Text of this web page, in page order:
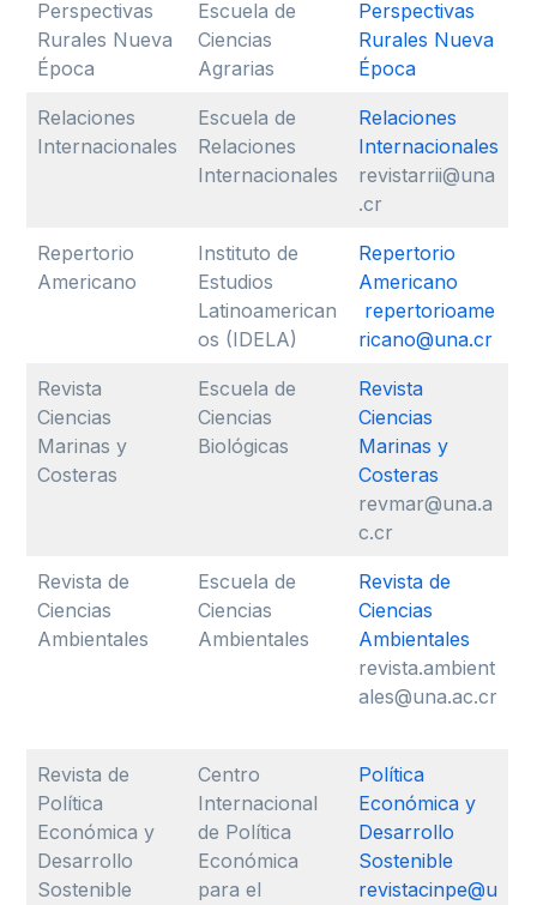
Perspectivas
Rurales Nueva
Época
Escuela de
Ciencias
Agrarias
Perspectivas
Rurales Nueva
Época
Relaciones
Internacionales
Escuela de
Relaciones
Internacionales
Relaciones
Internacionales
revistarrii@una
.cr
Repertorio
Americano
Instituto de
Estudios
Latinoamerican
os (IDELA)
Repertorio
Americano
repertorioame
ricano@una.cr
Revista
Ciencias
Marinas y
Costeras
Escuela de
Ciencias
Biológicas
Revista
Ciencias
Marinas y
Costeras
revmar@una.a
c.cr
Revista de
Ciencias
Ambientales
Escuela de
Ciencias
Ambientales
Revista de
Ciencias
Ambientales
revista.ambient
ales@una.ac.cr
Revista de
Política
Económica y
Desarrollo
Sostenible
Centro
Internacional
de Política
Económica
para el
Política
Económica y
Desarrollo
Sostenible
revistacinpe@u